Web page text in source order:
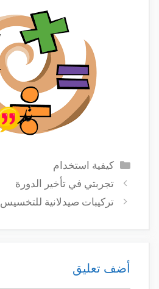
التصنيفات
كيفية استخدام
تجربتي في تأخير الدورة
تركيبات صيدلانية للتخسيس
أضف تعليق